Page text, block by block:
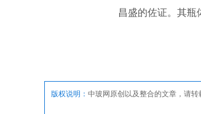
昌盛的佐证。其瓶
版权说明： 中玻网原创以及整合的文章，请